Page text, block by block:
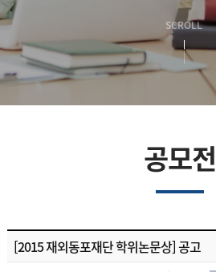
SCROLL
공모전
[2015 재외동포재단 학위논문상] 공고